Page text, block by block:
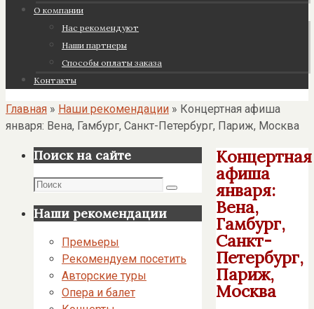
О компании
Нас рекомендуют
Наши партнеры
Cпособы оплаты заказа
Контакты
Главная » Наши рекомендации » Концертная афиша
января: Вена, Гамбург, Санкт-Петербург, Париж, Москва
Концертная
афиша
января:
Вена,
Гамбург,
Санкт-
Петербург,
Париж,
Москва
Поиск на сайте
Поиск
Поиск
Наши рекомендации
Премьеры
Рекомендуем посетить
Авторские туры
Опера и балет